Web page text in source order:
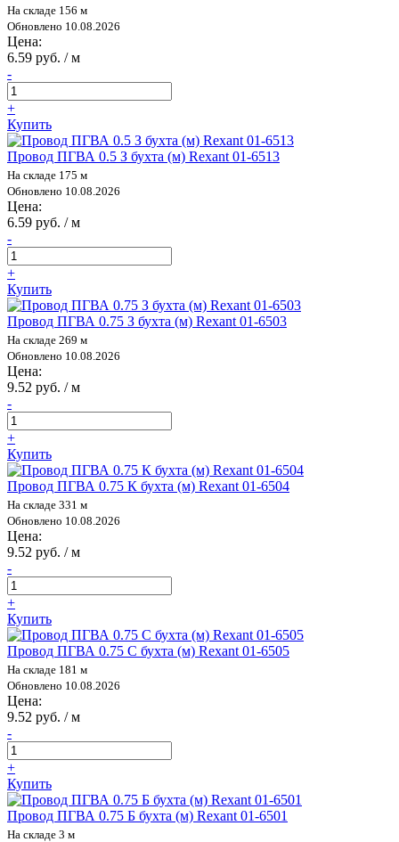
На складе 156 м
Обновлено 10.08.2026
Цена:
6.59 руб. / м
-
+
Купить
Провод ПГВА 0.5 З бухта (м) Rexant 01-6513
На складе 175 м
Обновлено 10.08.2026
Цена:
6.59 руб. / м
-
+
Купить
Провод ПГВА 0.75 З бухта (м) Rexant 01-6503
На складе 269 м
Обновлено 10.08.2026
Цена:
9.52 руб. / м
-
+
Купить
Провод ПГВА 0.75 К бухта (м) Rexant 01-6504
На складе 331 м
Обновлено 10.08.2026
Цена:
9.52 руб. / м
-
+
Купить
Провод ПГВА 0.75 С бухта (м) Rexant 01-6505
На складе 181 м
Обновлено 10.08.2026
Цена:
9.52 руб. / м
-
+
Купить
Провод ПГВА 0.75 Б бухта (м) Rexant 01-6501
На складе 3 м